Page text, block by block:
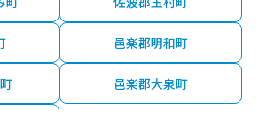
邑楽郡明和町
邑楽郡大泉町